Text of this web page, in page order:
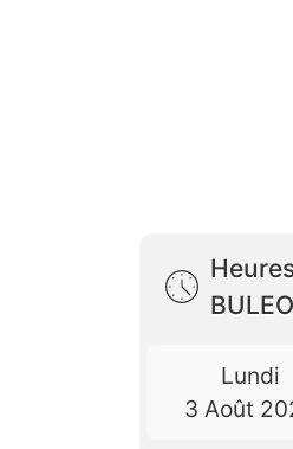
Lundi
3 Août